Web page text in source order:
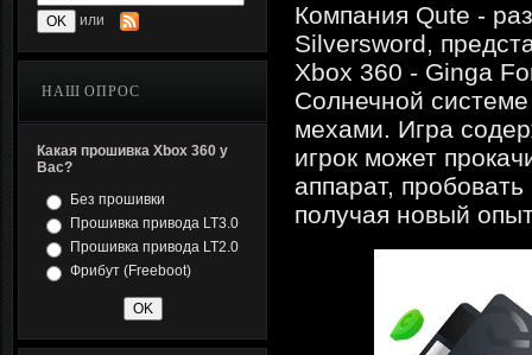
или
НАШ ОПРОС
Какая прошивка Xbox 360 у
Вас?
Без прошивки
Прошивка привода LT3.0
Прошивка привода LT2.0
Фрибут (Freeboot)
Компания Qute -
Silversword,
Xbox 360 - Ginga
Солнечной системе
мехами. Игра
игрок может
аппарат,
получая новый